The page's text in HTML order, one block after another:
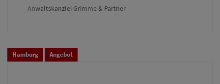
Anwaltskanzlei Grimme & Partner
Hamburg Angebot